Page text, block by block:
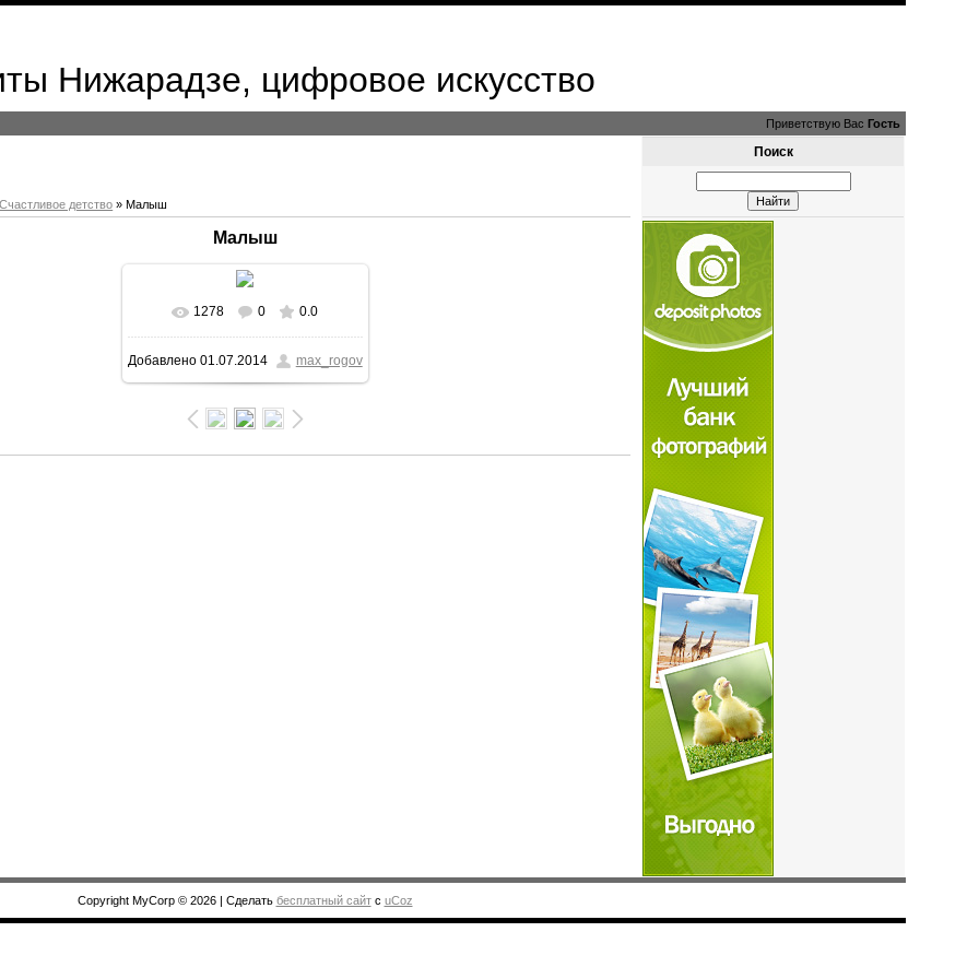
Нижарадзе, цифровое искусство
Приветствую Вас Гость
Счастливое детство » Малыш
Малыш
В реальном размере 1024x723
/ 63.5Kb
1278 0 0.0
Добавлено01.07.2014 max_rogov
Поиск
Copyright MyCorp © 2026| Сделать бесплатный сайтс uCoz